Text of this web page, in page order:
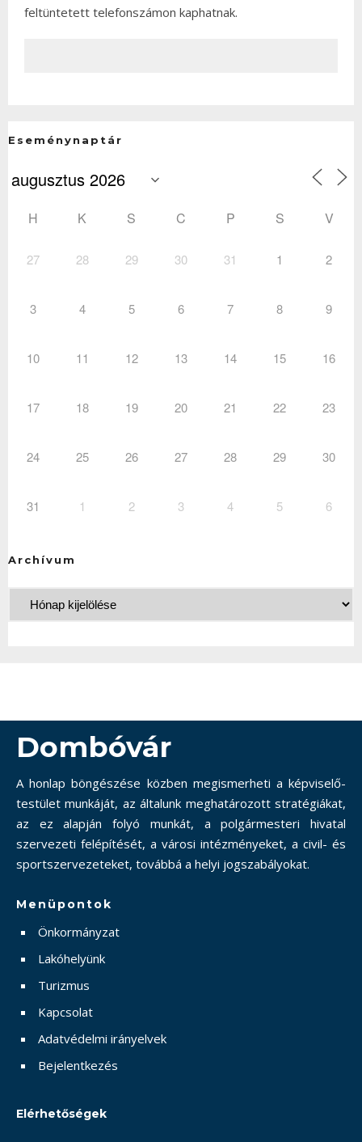
feltüntetett telefonszámon kaphatnak.
Eseménynaptár
H K S C P S V
27 28 29 30 31 1 2
3 4 5 6 7 8 9
10 11 12 13 14 15 16
17 18 19 20 21 22 23
24 25 26 27 28 29 30
31 1 2 3 4 5 6
Archívum
Dombóvár
A honlap böngészése közben megismerheti a képviselő-
testület munkáját, az általunk meghatározott stratégiákat,
az ez alapján folyó munkát, a polgármesteri hivatal
szervezeti felépítését, a városi intézményeket, a civil- és
sportszervezeteket, továbbá a helyi jogszabályokat.
Menüpontok
Önkormányzat
Lakóhelyünk
Turizmus
Kapcsolat
Adatvédelmi irányelvek
Bejelentkezés
Elérhetőségek